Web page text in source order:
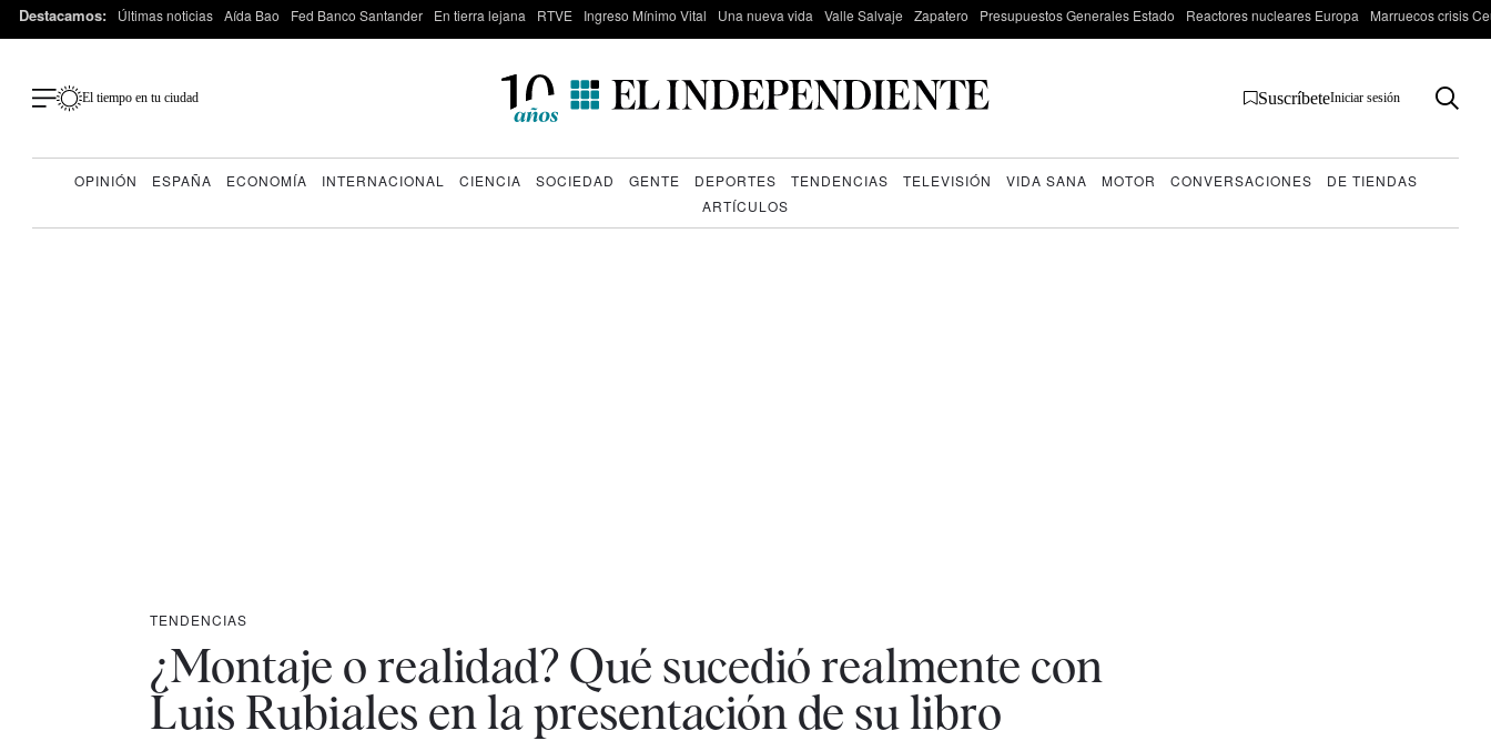
Destacamos: Últimas noticias Aída Bao Fed Banco Santander En tierra lejana RTVE Ingreso Mínimo Vital Una nueva vida Valle Salvaje Zapatero Presupuestos Generales Estado Reactores nucleares Europa Marruecos crisis
El tiempo en tu ciudad SuscríbeteIniciar sesión
OPINIÓN ESPAÑA ECONOMÍA INTERNACIONAL CIENCIA SOCIEDAD GENTE DEPORTES TENDENCIAS TELEVISIÓN VIDA SANA MOTOR CONVERSACIONES
DE TIENDAS
ARTÍCULOS
TENDENCIAS
¿Montaje o realidad? Qué sucedió realmente con
Luis Rubiales en la presentación de su libro